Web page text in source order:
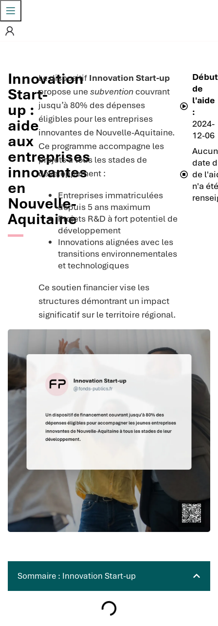
Innovation
Start-
up :
aide
aux
entreprises
innovantes
en
Nouvelle-
Aquitaine
Le dispositif Innovation Start-up
propose unesubvention couvrant
jusqu’à 80% des dépenses
éligibles pour les entreprises
innovantes de Nouvelle-Aquitaine.
Ce programme accompagne les
projets à tous les stades de
développement :
Entreprises immatriculées
depuis 5 ans maximum
Projets R&D à fort potentiel de
développement
Innovations alignées avec les
transitions environnementales
et technologiques
Ce soutien financier vise les
structures démontrant un impact
significatif sur le territoire régional.
Début
de
l'aide
:
2024-
12-06
date
de
n'a
Sommaire : Innovation Start-up